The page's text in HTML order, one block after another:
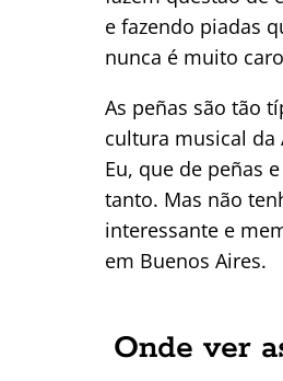
e fazendo piadas
nunca é muito
As peñas são tão
cultura musical
Eu, que de peñas
tanto. Mas não
interessante e
em Buenos Aires.
Onde ver